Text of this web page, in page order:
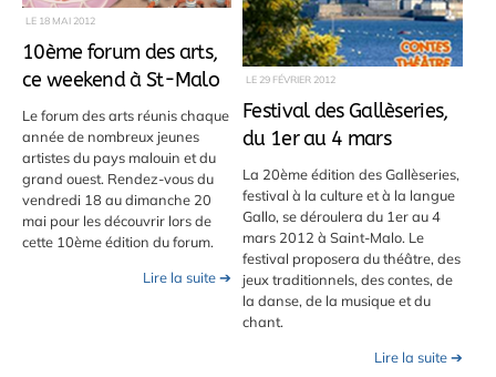
LE 18 MAI 2012
10ème forum des arts,
ce weekend à St-Malo
Le forum des arts réunis chaque
année de nombreux jeunes
artistes du pays malouin et du
grand ouest. Rendez-vous du
vendredi 18 au dimanche 20
mai pour les découvrir lors de
cette 10ème édition du forum.
Lire la suite ➔
LE 29 FÉVRIER 2012
Festival des Gallèseries,
du 1er au 4 mars
La 20ème édition des Gallèseries,
festival à la culture et à la langue
Gallo, se déroulera du 1er au 4
mars 2012 à Saint-Malo. Le
festival proposera du théâtre, des
jeux traditionnels, des contes, de
la danse, de la musique et du
chant.
Lire la suite ➔